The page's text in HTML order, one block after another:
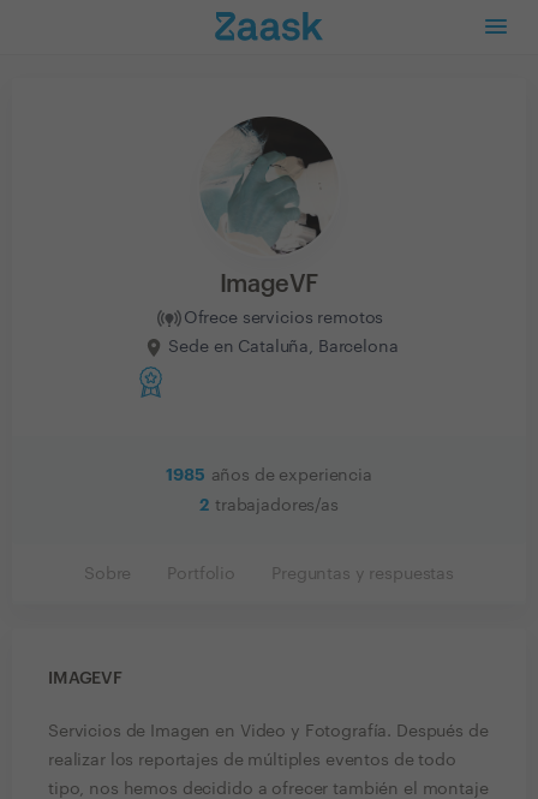
ImageVF
Ofrece servicios remotos
Sede en Cataluña, Barcelona
1985 años de experiencia
2 trabajadores/as
Sobre Portfolio Preguntas y respuestas
IMAGEVF
Servicios de Imagen en Video y Fotografía. Después de
realizar los reportajes de múltiples eventos de todo
tipo, nos hemos decidido a ofrecer también el montaje